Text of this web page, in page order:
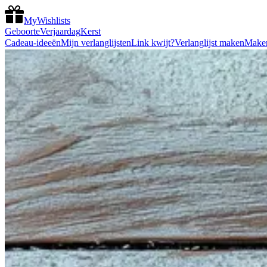
MyWishlists
GeboorteVerjaardagKerst
Cadeau-ideeënMijn verlanglijstenLink kwijt?Verlanglijst maken